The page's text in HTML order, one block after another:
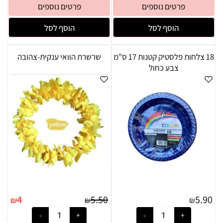
פרטים נוספים
הוסף לסל
פרטים נוספים
הוסף לסל
18 צלחות פלסטיק קטנות 17 ס"מ
צבע כחול
₪5.90
שרשרת הוואי ענקית-צהובה
₪5.50
₪4